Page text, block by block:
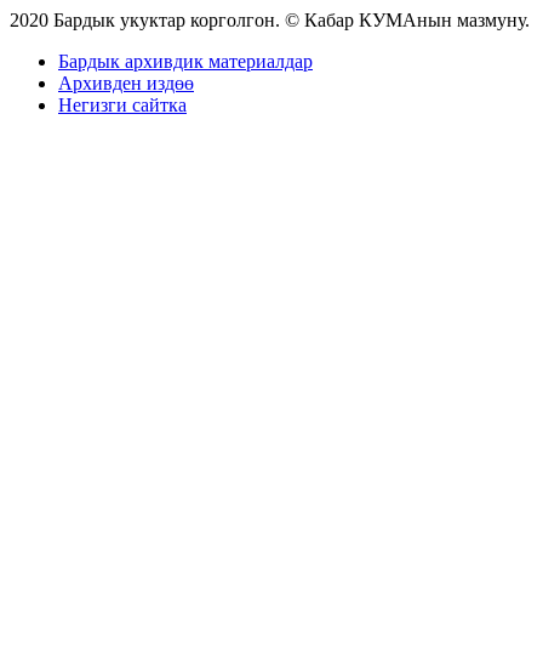
2020 Бардык укуктар корголгон. © Кабар КУМАнын мазмуну.
Бардык архивдик материалдар
Архивден издөө
Негизги сайтка